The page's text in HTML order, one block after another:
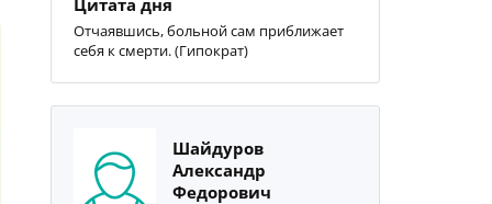
Цитата дня
Отчаявшись, больной сам приближает
себя к смерти. (Гипократ)
Шайдуров
Александр
Федорович